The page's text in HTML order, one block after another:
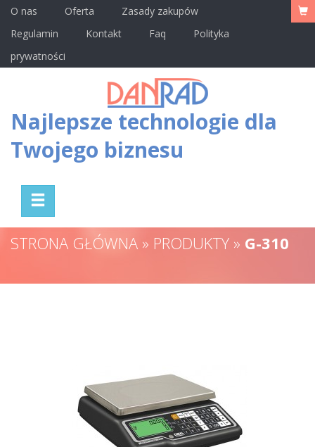
O nas Oferta
Zasady zakupów
Regulamin
Kontakt Faq
Polityka
prywatności
Najlepsze technologie dla
Twojego biznesu
STRONA GŁÓWNA » PRODUKTY » G-310